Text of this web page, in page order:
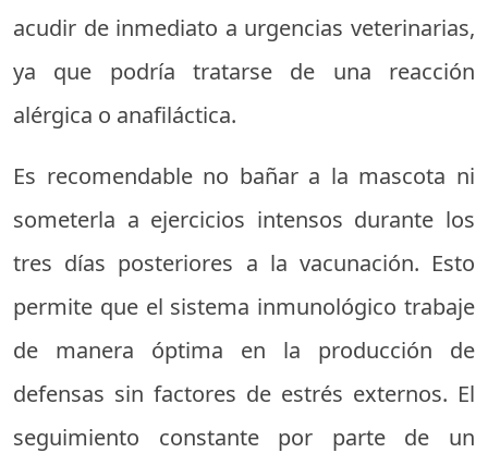
acudir de inmediato a urgencias veterinarias,
ya que podría tratarse de una reacción
alérgica o anafiláctica.
Es recomendable no bañar a la mascota ni
someterla a ejercicios intensos durante los
tres días posteriores a la vacunación. Esto
permite que el sistema inmunológico trabaje
de manera óptima en la producción de
defensas sin factores de estrés externos. El
seguimiento constante por parte de un